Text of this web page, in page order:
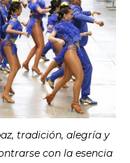
tradición, alegría y
con la esencia